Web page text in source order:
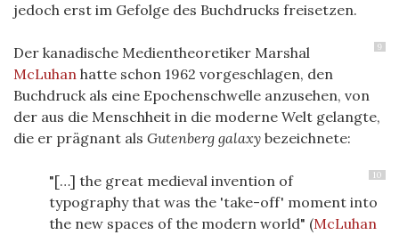
jedoch erst im Gefolge des Buchdrucks freisetzen.
9
Der kanadische Medientheoretiker Marshal
McLuhan hatte schon 1962 vorgeschlagen, den
Buchdruck als eine Epochenschwelle anzusehen, von
der aus die Menschheit in die moderne Welt gelangte,
die er prägnant als Gutenberg galaxy bezeichnete:
10
"[…] the great medieval invention of
typography that was the 'take-off' moment into
the new spaces of the modern world" (McLuhan